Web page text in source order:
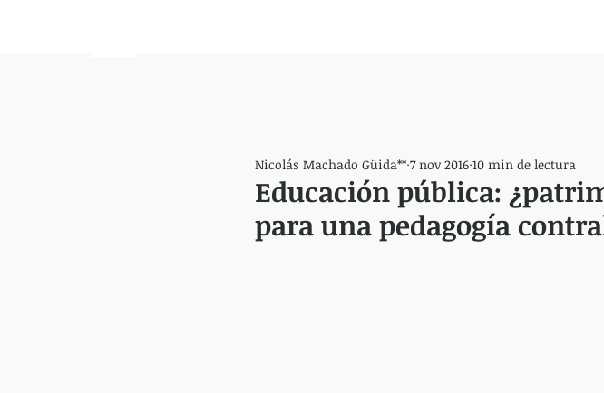
Educación pública:
para una pedagogía
Nicolás Machado Güida** 7 nov 2016 10 min de lectura